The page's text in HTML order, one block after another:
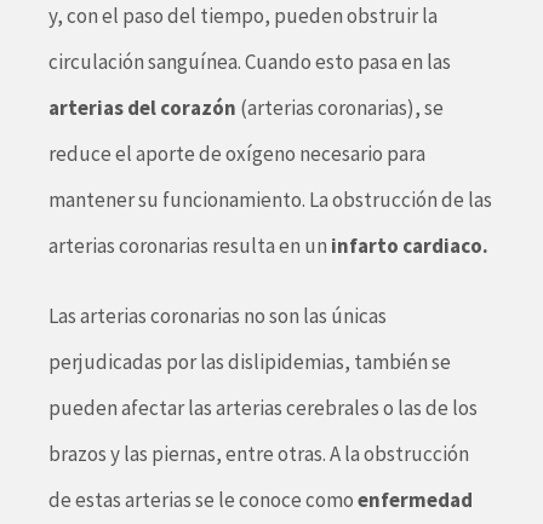
y, con el paso del tiempo, pueden obstruir la
circulación sanguínea. Cuando esto pasa en las
arterias del corazón (arterias coronarias), se
reduce el aporte de oxígeno necesario para
mantener su funcionamiento. La obstrucción de las
arterias coronarias resulta en un infarto cardiaco.
Las arterias coronarias no son las únicas
perjudicadas por las dislipidemias, también se
pueden afectar las arterias cerebrales o las de los
brazos y las piernas, entre otras. A la obstrucción
de estas arterias se le conoce comoenfermedad